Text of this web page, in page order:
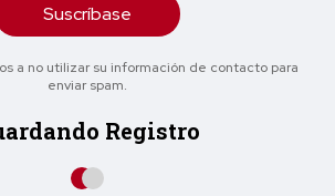
Suscríbase
a no utilizar su información de contacto para
enviar spam.
Registro